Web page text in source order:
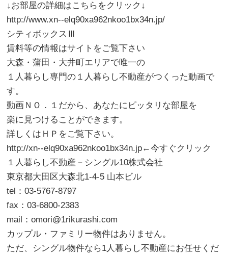
↓お部屋の詳細はこちらをクリック↓
http://www.xn--elq90xa962nkoo1bx34n.jp/
シティボックスⅢ
賃料等の情報はサイトをご覧下さい
大森・蒲田・大井町エリアで唯一の
１人暮らし専門の１人暮らし不動産がつくった動画で
す。
動画ＮＯ．１だから、あなたにピッタリな部屋を
楽に見つけることができます。
詳しくはＨＰをご覧下さい。
http://xn--elq90xa962nkoo1bx34n.jp←今すぐクリック
１人暮らし不動産－シングル10株式会社
東京都大田区大森北1-4-5 山本ビル
tel：03-5767-8797
fax：03-6800-2383
mail：omori@1rikurashi.com
カップル・ファミリー物件はありません。
ただ、シングル物件なら1人暮らし不動産にお任せくだ